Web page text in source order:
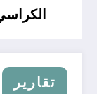
تقارير